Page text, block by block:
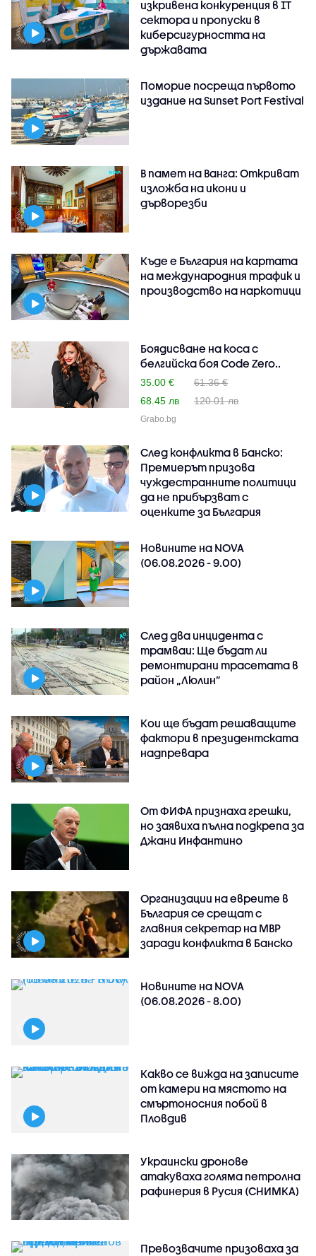
изкривена конкуренция в IT
сектора и пропуски в
киберсигурността на
държавата
Поморие посреща първото
издание на Sunset Port Festival
В памет на Ванга: Откриват
изложба на икони и
дърворезби
Къде е България на картата
на международния трафик и
производство на наркотици
Боядисване на коса с
белгийска боя Code Zero..
35.00 €
61.36 €
68.45 лв
120.01 лв
Grabo.bg
След конфликта в Банско:
Премиерът призова
чуждестранните политици
да не прибързват с
оценките за България
Новините на NOVA
(06.08.2026 - 9.00)
След два инцидента с
трамваи: Ще бъдат ли
ремонтирани трасетата в
район „Люлин”
Кои ще бъдат решаващите
фактори в президентската
надпревара
От ФИФА признаха грешки,
но заявиха пълна подкрепа за
Джани Инфантино
Организации на евреите в
България се срещат с
главния секретар на МВР
заради конфликта в Банско
Новините на NOVA
(06.08.2026 - 8.00)
Какво се вижда на записите
от камери на мястото на
смъртоносния побой в
Пловдив
Украински дронове
атакуваха голяма петролна
рафинерия в Русия (СНИМКА)
Превозвачите призоваха за